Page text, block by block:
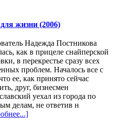
жизни (2006)
Надежда Постникова
как в прицеле снайперской
в перекрестье сразу всех
проблем. Началось все с
ее, как принято сейчас
друг, бизнесмен
уехал из города по
делам, не ответив н